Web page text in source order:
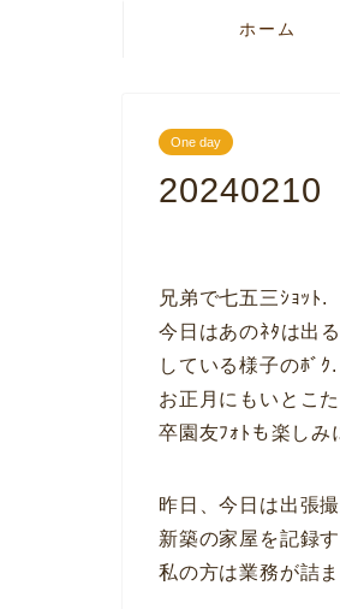
ホーム
One day
20240210
兄弟で七五三ｼｮｯﾄ.
今日はあのﾈﾀは出
している様子のﾎﾞｸ.
お正月にもいとこ
卒園友ﾌｫﾄも楽しみ
昨日、今日は出張
新築の家屋を記録
私の方は業務が詰